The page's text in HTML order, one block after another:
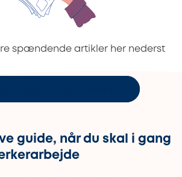
spændende artikler her nederst
guide, når du skal i gang